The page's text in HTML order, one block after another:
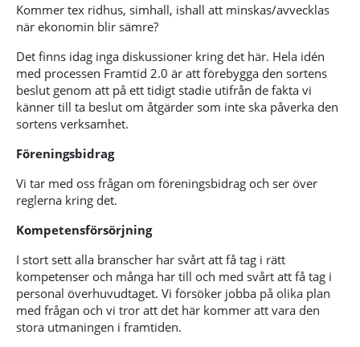
Kommer tex ridhus, simhall, ishall att minskas/avvecklas
när ekonomin blir sämre?
Det finns idag inga diskussioner kring det här. Hela idén
med processen Framtid 2.0 är att förebygga den sortens
beslut genom att på ett tidigt stadie utifrån de fakta vi
känner till ta beslut om åtgärder som inte ska påverka den
sortens verksamhet.
Föreningsbidrag
Vi tar med oss frågan om föreningsbidrag och ser över
reglerna kring det.
Kompetensförsörjning
I stort sett alla branscher har svårt att få tag i rätt
kompetenser och många har till och med svårt att få tag i
personal överhuvudtaget. Vi försöker jobba på olika plan
med frågan och vi tror att det här kommer att vara den
stora utmaningen i framtiden.